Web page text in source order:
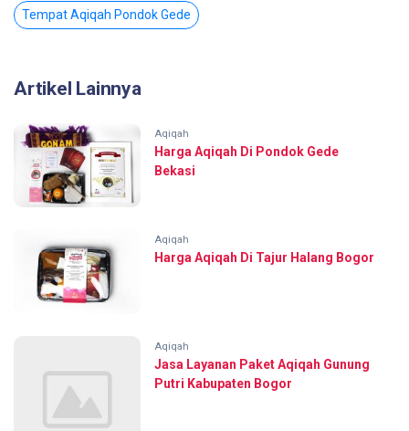
Tempat Aqiqah Pondok Gede
Artikel Lainnya
Aqiqah
Harga Aqiqah Di Pondok Gede
Bekasi
Aqiqah
Harga Aqiqah Di Tajur Halang Bogor
Aqiqah
Jasa Layanan Paket Aqiqah Gunung
Putri Kabupaten Bogor